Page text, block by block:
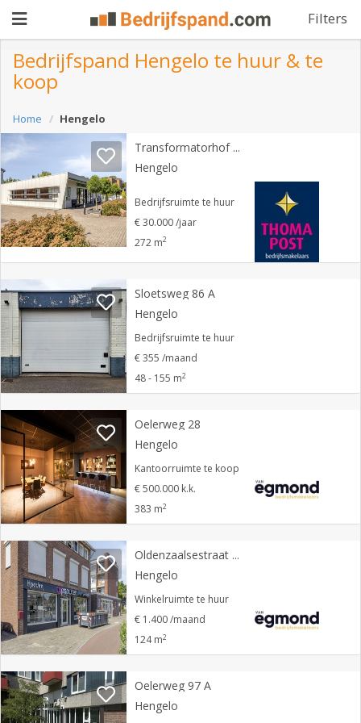
Filters
Pand
aanbieden
Pand
zoeken
Waarom
adverteren
Premium
Registreren
Bedrijfspand Hengelo te huur & te
koop
Home Hengelo
Transformatorhof 10
Hengelo
Bedrijfsruimte te huur
€ 30.000 /jaar
272 m2
Sloetsweg 86 A
Hengelo
Bedrijfsruimte te huur
€ 355 /maand
48 - 155 m2
Oelerweg 28
Hengelo
Kantoorruimte te koop
€ 500.000 k.k.
383 m2
Oldenzaalsestraat 411
Hengelo
Winkelruimte te huur
€ 1.400 /maand
124 m2
Oelerweg 97 A
Hengelo